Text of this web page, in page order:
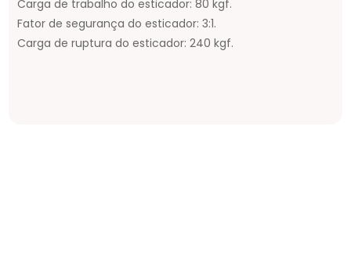
Carga de trabalho do esticador: 80 kgf.
Fator de segurança do esticador: 3:1.
Carga de ruptura do esticador: 240 kgf.